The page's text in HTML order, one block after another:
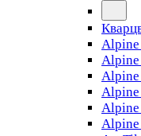
Alpine
Alpine
Alpine
Alpine